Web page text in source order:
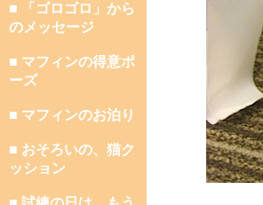
■ 「ゴロゴロ」から
のメッセージ
■ マフィンの得意ポ
ーズ
■ マフィンのお泊り
■ おそろいの、猫ク
ッション